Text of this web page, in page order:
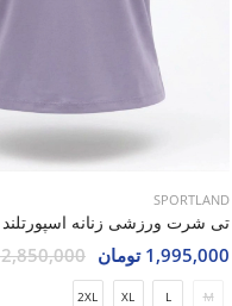
SPORTLAND
1,995,000 تومان 2,850,000 تومان
M
L
XL
2XL